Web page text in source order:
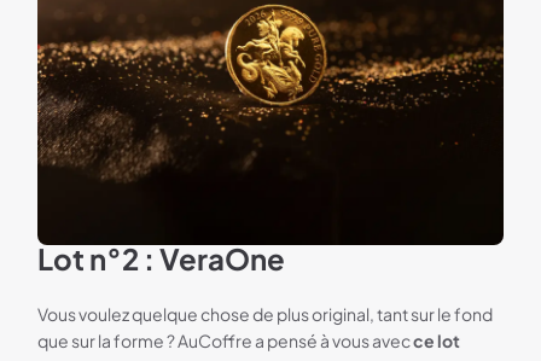
Lot n°2 : VeraOne
Vous voulez quelque chose de plus original, tant sur le fond
que sur la forme ? AuCoffre a pensé à vous avecce lot